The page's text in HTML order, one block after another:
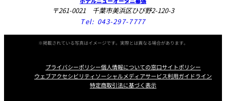
〒261-0021 千葉市美浜区ひび野2-120-3
Tel: 043-297-7777
※掲載されている写真はイメージです。実際とは異なる場合があります。
プライバシーポリシー個人情報についての窓口サイトポリシー
ウェブアクセシビリティソーシャルメディアサービス利用ガイドライン
特定商取引法に基づく表示